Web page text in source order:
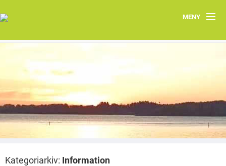
MENY
Hem
Kontakt
Aktuellt
Kategoriarkiv: Information